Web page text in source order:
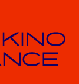
in Wien